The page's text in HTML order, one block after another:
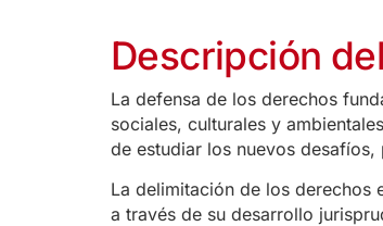
Descripción
La defensa de los derechos
sociales, culturales y
de estudiar los nuevos
La delimitación de los derechos
a través de su desarrollo